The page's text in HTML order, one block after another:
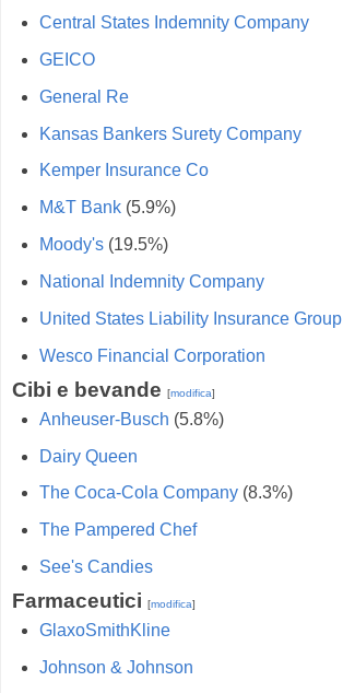
Central States Indemnity Company
GEICO
General Re
Kansas Bankers Surety Company
Kemper Insurance Co
M&T Bank(5.9%)
Moody's(19.5%)
National Indemnity Company
United States Liability Insurance Group
Wesco Financial Corporation
Cibi e bevande [modifica]
Anheuser-Busch (5.8%)
Dairy Queen
The Coca-Cola Company(8.3%)
The Pampered Chef
See's Candies
Farmaceutici [modifica]
GlaxoSmithKline
Johnson & Johnson